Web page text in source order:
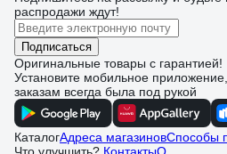
распродажи ждут!
Подписаться
Оригинальные товары с гарантией!
Установите мобильное
заказам всегда была под рукой
КаталогАдреса магазиновСпособы